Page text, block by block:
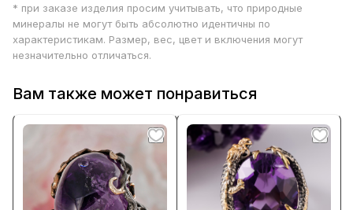
* при заказе изделия просим учитывать, что природные
минералы не могут быть абсолютно идентичны по
характеристикам. Размер, вес, цвет и включения могут
незначительно отличаться.
Вам также может понравиться